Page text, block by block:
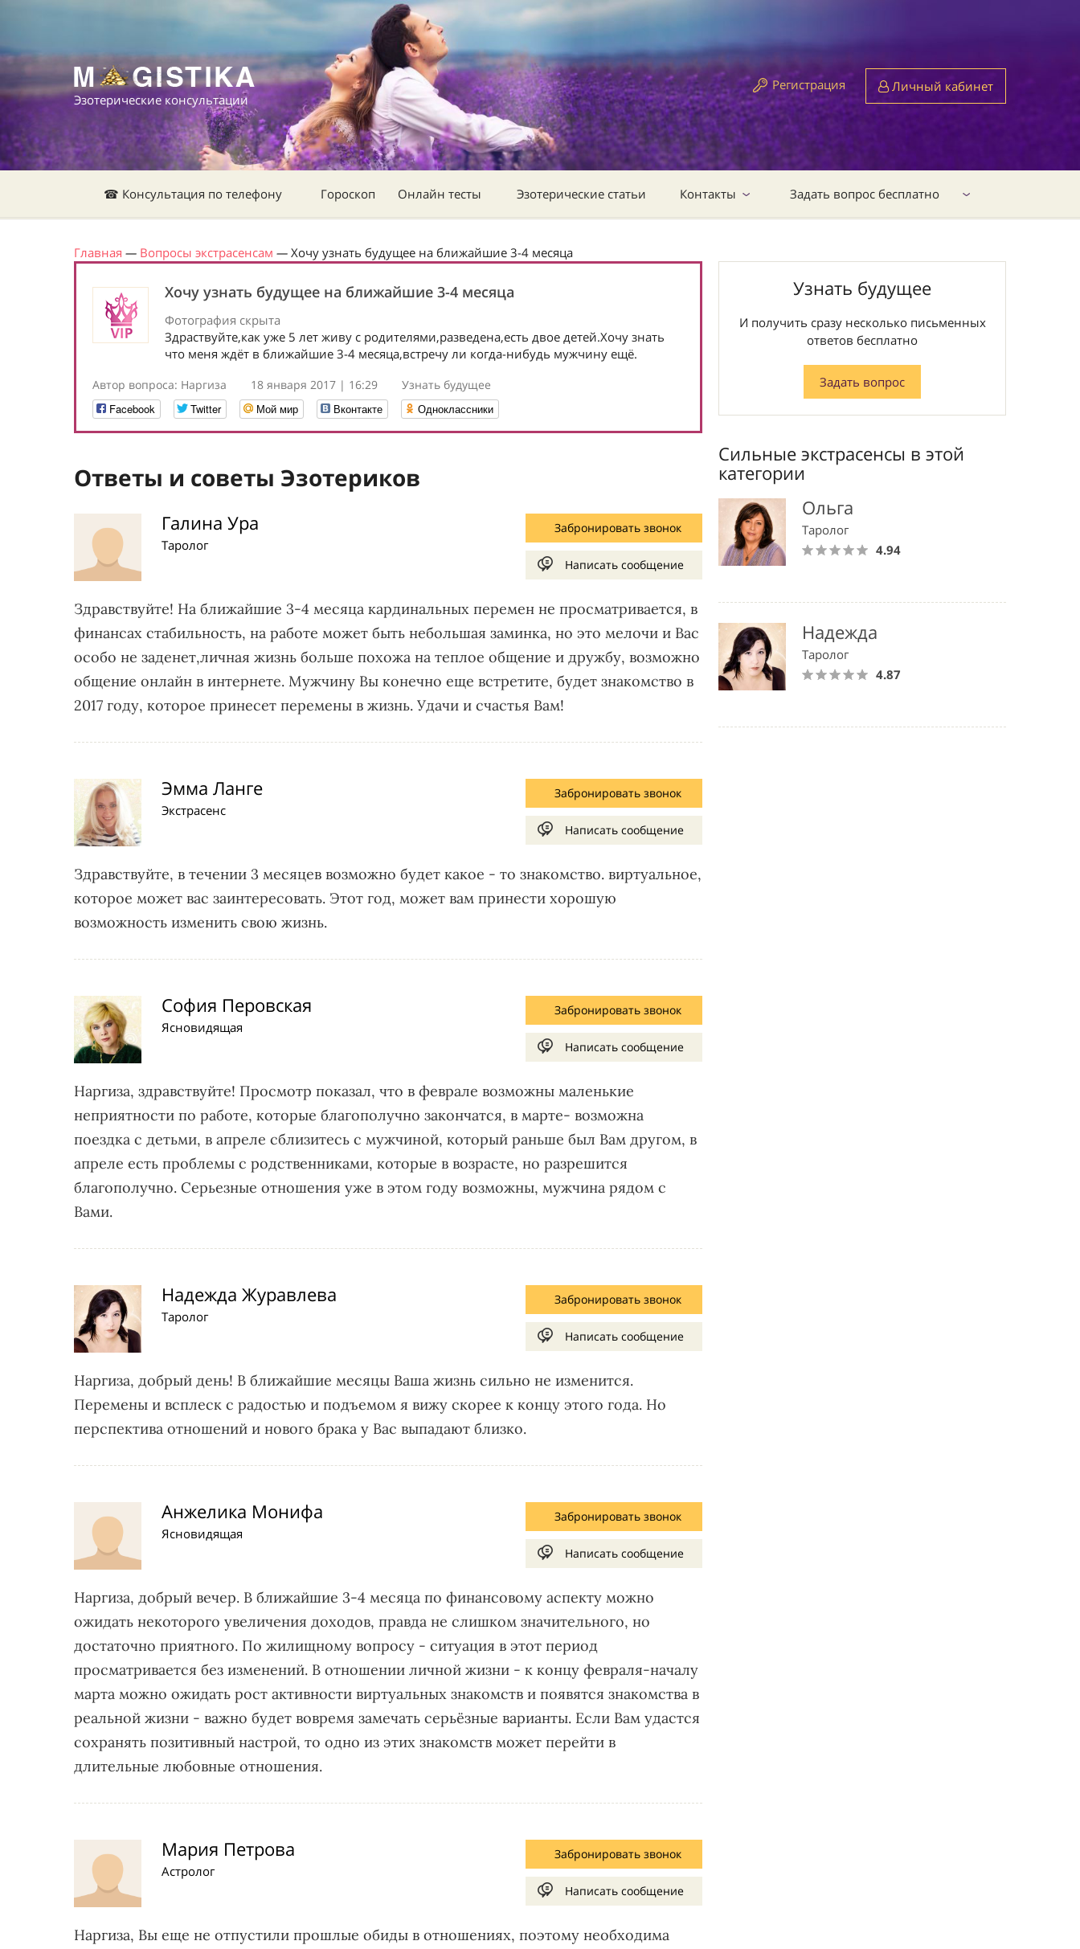
Эзотерические консультации
Регистрация Личный кабинет
☎ Консультация по телефону Гороскоп Онлайн тесты Эзотерические статьи Контакты Задать вопрос бесплатно
Главная — Вопросы экстрасенсам — Хочу узнать будущее на ближайшие 3-4 месяца
Хочу узнать будущее на ближайшие 3-4 месяца
Фотография скрыта
Здраствуйте,как уже 5 лет живу с родителями,разведена,есть двое детей.Хочу знать
что меня ждёт в ближайшие 3-4 месяца,встречу ли когда-нибудь мужчину ещё.
Автор вопроса: Наргиза 18 января 2017 | 16:29
Узнать будущее
Facebook
Twitter Мой мир Вконтакте Одноклассники
Ответы и советы Эзотериков
Галина Ура
Таролог
Забронировать звонок
Написать сообщение
Здравствуйте! На ближайшие 3-4 месяца кардинальных перемен не просматривается, в
финансах стабильность, на работе может быть небольшая заминка, но это мелочи и Вас
особо не заденет,личная жизнь больше похожа на теплое общение и дружбу, возможно
общение онлайн в интернете. Мужчину Вы конечно еще встретите, будет знакомство в
2017 году, которое принесет перемены в жизнь. Удачи и счастья Вам!
Эмма Ланге
Экстрасенс
Забронировать звонок
Написать сообщение
Здравствуйте, в течении 3 месяцев возможно будет какое - то знакомство. виртуальное,
которое может вас заинтересовать. Этот год, может вам принести хорошую
возможность изменить свою жизнь.
София Перовская
Ясновидящая
Забронировать звонок
Написать сообщение
Наргиза, здравствуйте! Просмотр показал, что в феврале возможны маленькие
неприятности по работе, которые благополучно закончатся, в марте- возможна
поездка с детьми, в апреле сблизитесь с мужчиной, который раньше был Вам другом, в
апреле есть проблемы с родственниками, которые в возрасте, но разрешится
благополучно. Серьезные отношения уже в этом году возможны, мужчина рядом с
Вами.
Надежда Журавлева
Таролог
Забронировать звонок
Написать сообщение
Наргиза, добрый день! В ближайшие месяцы Ваша жизнь сильно не изменится.
Перемены и всплеск с радостью и подъемом я вижу скорее к концу этого года. Но
перспектива отношений и нового брака у Вас выпадают близко.
Анжелика Монифа
Ясновидящая
Забронировать звонок
Написать сообщение
Наргиза, добрый вечер. В ближайшие 3-4 месяца по финансовому аспекту можно
ожидать некоторого увеличения доходов, правда не слишком значительного, но
достаточно приятного. По жилищному вопросу - ситуация в этот период
просматривается без изменений. В отношении личной жизни - к концу февраля-началу
марта можно ожидать рост активности виртуальных знакомств и появятся знакомства в
реальной жизни - важно будет вовремя замечать серьёзные варианты. Если Вам удастся
сохранять позитивный настрой, то одно из этих знакомств может перейти в
длительные любовные отношения.
Мария Петрова
Астролог
Забронировать звонок
Написать сообщение
Наргиза, Вы еще не отпустили прошлые обиды в отношениях, поэтому необходима
Узнать будущее
И получить сразу несколько письменных
ответов бесплатно
Задать вопрос
Сильные экстрасенсы в этой
категории
Ольга
Таролог
4.94
Надежда
Таролог
4.87